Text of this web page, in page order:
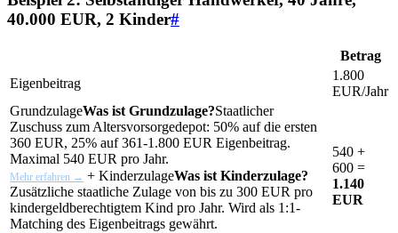
40.000 EUR, 2 Kinder#
Betrag
Eigenbeitrag
1.800
EUR/Jahr
GrundzulageWas ist Grundzulage?Staatlicher
Zuschuss zum Altersvorsorgedepot: 50% auf die ersten
360 EUR, 25% auf 361-1.800 EUR Eigenbeitrag.
Maximal 540 EUR pro Jahr.
Mehr erfahren → + KinderzulageWas ist Kinderzulage?
Zusätzliche staatliche Zulage von bis zu 300 EUR pro
kindergeldberechtigtem Kind pro Jahr. Wird als 1:1-
Matching des Eigenbeitrags gewährt.
540 +
600 =
1.140
EUR